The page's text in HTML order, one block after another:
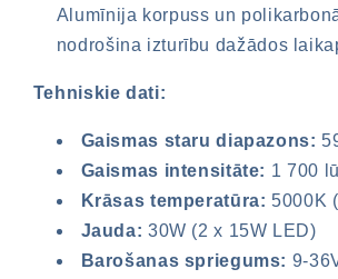
Alumīnija korpuss un
nodrošina izturību dažādos
Tehniskie dati:
Gaismas staru diapazons:
Gaismas intensitāte: 1 700
Krāsas temperatūra: 5000K
Jauda: 30W (2 x 15W LED)
Barošanas spriegums: 9-
Nepieciešama